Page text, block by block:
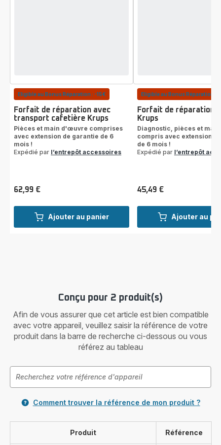
Ajouter au panier
Eligible au Bonus Réparation : -15€
Forfait de réparation avec
transport cafetière Krups
Pièces et main d'œuvre comprises
avec extension de garantie de 6
mois !
Expédié par l’entrepôt accessoires
Prix
62,99 €
Ajouter au
Eligible au Bonus Réparation : -
Forfait de réparation
Krups
Diagnostic, pièces et
compris avec extension
de 6 mois !
Expédié par l’entrepôt
Prix
45,49 €
Conçu pour 2 produit(s)
Afin de vous assurer que cet article est bien compatible
avec votre appareil, veuillez saisir la référence de votre
produit dans la barre de recherche ci-dessous ou vous
référez au tableau
Comment trouver la référence de mon produit ?
Produit Référence